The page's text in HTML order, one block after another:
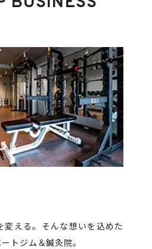
変える。そんな想いを込めた
トジム＆鍼灸院。